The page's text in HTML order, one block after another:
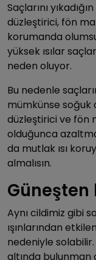
Saçlarını
düzleştirici, fön
korumanda
yüksek ısılar
neden oluyor.
Bu nedenle
mümkünse soğuk
düzleştirici ve fön
olduğunca
da mutlak ısı
almalısın.
Güneşten
Aynı cildimiz gibi
ışınlarından
nedeniyle solabilir.
altında